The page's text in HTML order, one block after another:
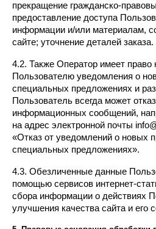
прекращение гражданско-
предоставление доступа
информации и/или материалам,
сайте; уточнение деталей заказа.
4.2. Также Оператор имеет право
Пользователю уведомления о
специальных предложениях и
Пользователь всегда может
информационных сообщений,
на адрес электронной почты
«Отказ от уведомлений о новых
специальных предложениях».
4.3. Обезличенные данные
помощью сервисов интернет-
сбора информации о действиях
улучшения качества сайта и его